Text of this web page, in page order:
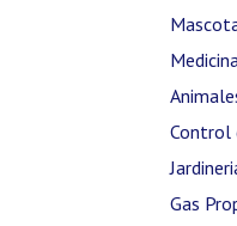
Control
Gas